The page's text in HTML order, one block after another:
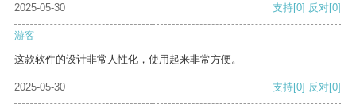
2025-05-30
支持[0] 反对[0]
游客
这款软件的设计非常人性化，使用起来非常方便。
2025-05-30 支持[0] 反对[0]